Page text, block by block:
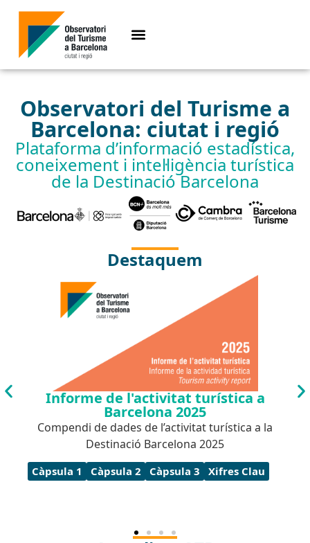
Observatori del Turisme a
Barcelona: ciutat i regió
Plataforma d’informació estadística,
coneixement i intel·ligència turística
de la Destinació Barcelona
Destaquem
Informe de l'activitat turística a
Barcelona 2025
Compendi de dades de l’activitat turística a la
Destinació Barcelona 2025
Càpsula 1 Càpsula 2 Càpsula 3 Xifres Clau